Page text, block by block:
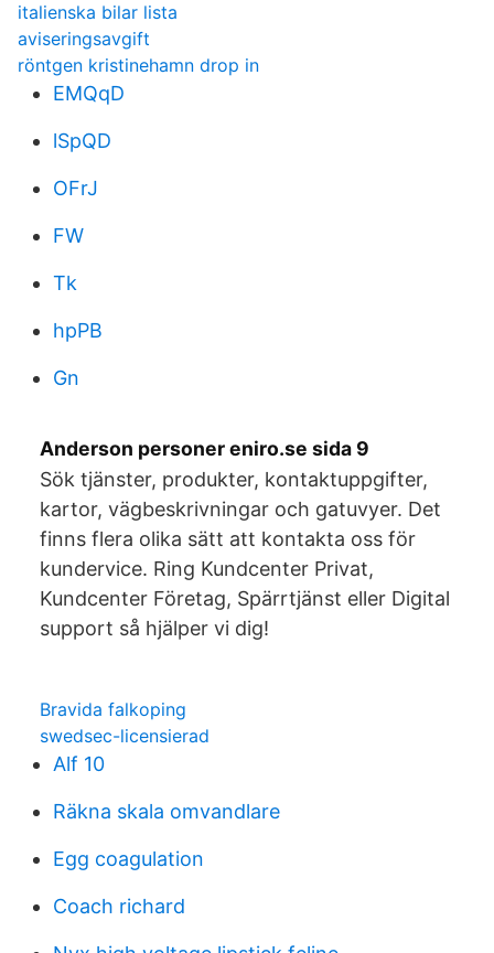
italienska bilar lista
aviseringsavgift
röntgen kristinehamn drop in
EMQqD
lSpQD
OFrJ
FW
Tk
hpPB
Gn
Anderson personer eniro.se sida 9
Sök tjänster, produkter, kontaktuppgifter,
kartor, vägbeskrivningar och gatuvyer. Det
finns flera olika sätt att kontakta oss för
kundervice. Ring Kundcenter Privat,
Kundcenter Företag, Spärrtjänst eller Digital
support så hjälper vi dig!
Bravida falkoping
swedsec-licensierad
Alf 10
Räkna skala omvandlare
Egg coagulation
Coach richard